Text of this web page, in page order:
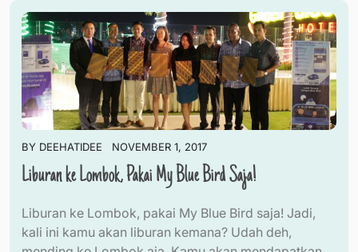
BY DEEHATIDEE NOVEMBER 1, 2017
Liburan ke Lombok, Pakai My Blue Bird Saja!
Liburan ke Lombok, pakai My Blue Bird saja! Jadi,
kali ini kamu akan liburan kemana? Udah deh,